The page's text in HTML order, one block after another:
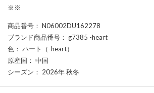
※※
商品番号 ： N06002DU162278
ブランド商品番号 ： g7385 -heart
色 ： ハート（-heart）
原産国 ： 中国
シーズン ： 2026年 秋冬